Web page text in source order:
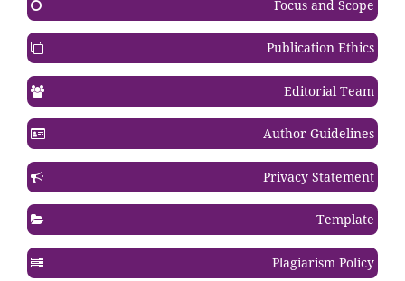
Focus and Scope
Publication Ethics
Editorial Team
Author Guidelines
Privacy Statement
Template
Plagiarism Policy